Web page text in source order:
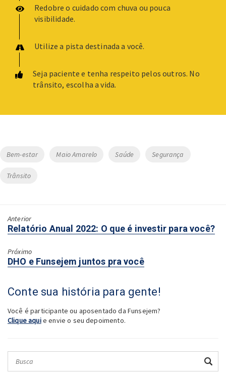
Redobre o cuidado com chuva ou pouca
visibilidade.
Utilize a pista destinada a você.
Seja paciente e tenha respeito pelos outros. No
trânsito, escolha a vida.
Tags
Bem-estar Maio Amarelo Saúde Segurança
Trânsito
Anterior
Próximo:
Relatório Anual 2022: O que é investir para você?
Próximo
Anterior:
DHO e Funsejem juntos pra você
Conte sua história para gente!
Você é participante ou aposentado da Funsejem?
Clique aquie envie o seu depoimento.